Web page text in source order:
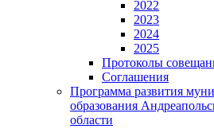
2022
2023
2024
2025
Протоколы
Соглашения
Программа развития
образования
области